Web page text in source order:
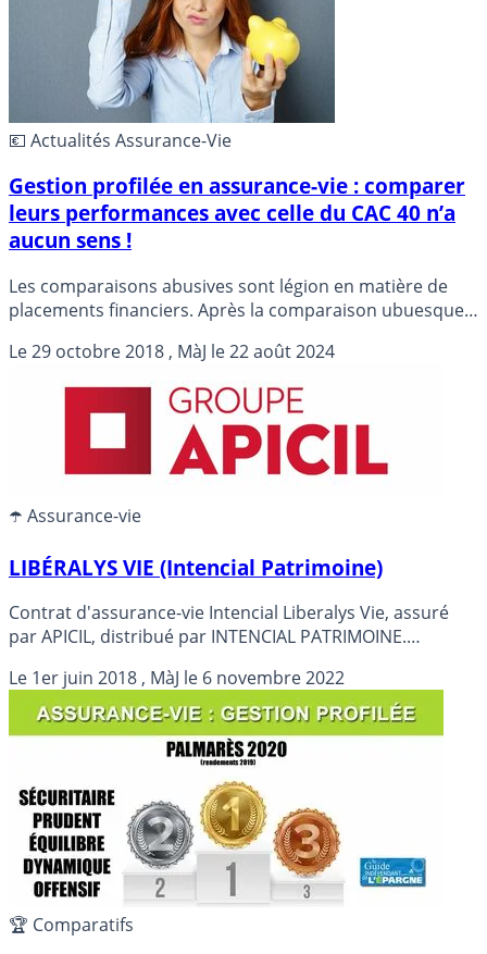
💶 Actualités Assurance-Vie
Gestion profilée en assurance-vie : comparer
leurs performances avec celle du CAC 40 n’a
aucun sens !
Les comparaisons abusives sont légion en matière de
placements financiers. Après la comparaison ubuesque
financière, voici que de plus en plus de communications
comparent les performances des profils de gestion,
dynamiques ou offensifs, à celle de l’indice CAC 40. Une
Le29 octobre 2018 , MàJ le22 août 2024
☂️ Assurance-vie
LIBÉRALYS VIE (Intencial Patrimoine)
Contrat d'assurance-vie Intencial Liberalys Vie, assuré
par APICIL, distribué par INTENCIAL PATRIMOINE.
et des frais de gestion) des fonds en euros : EUROFLEX
2025: 1.900% brut, APICIL EURO GARANTI FG 100 2025:
1.300% brut
Le 1er juin 2018, MàJ le 6 novembre 2022
🏆 Comparatifs